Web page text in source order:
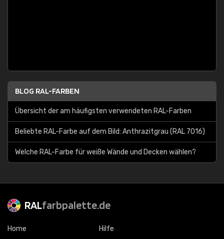
BLOG RAL-FARBEN
Übersicht der am häufigsten verwendeten RAL-Farben
Beliebte RAL-Farbe auf dem Bild: Anthrazitgrau (RAL 7016)
Welche RAL-Farbe für weiße Wände und Decken wählen?
RALfarbpalette.de
Home
Hilfe